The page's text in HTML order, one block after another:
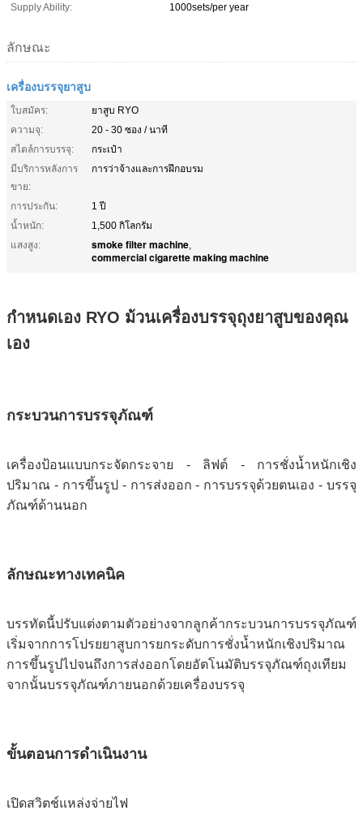
Supply Ability:
1000sets/per year
ลักษณะ
เครื่องบรรจุยาสูบ
ใบสมัคร:
ยาสูบ RYO
ความจุ:
20 - 30 ซอง / นาที
สไตล์การบรรจุ:
กระเป๋า
มีบริการหลังการ
ขาย:
การว่าจ้างและการฝึกอบรม
การประกัน:
1 ปี
น้ำหนัก:
1,500 กิโลกรัม
แสงสูง:
smoke filter machine,
commercial cigarette making machine
กำหนดเอง RYO ม้วนเครื่องบรรจุถุงยาสูบของคุณ
เอง
กระบวนการบรรจุภัณฑ์
เครื่องป้อนแบบกระจัดกระจาย - ลิฟต์ - การชั่งน้ำหนักเชิง
ปริมาณ - การขึ้นรูป - การส่งออก - การบรรจุด้วยตนเอง - บรรจุ
ภัณฑ์ด้านนอก
ลักษณะทางเทคนิค
บรรทัดนี้ปรับแต่งตามตัวอย่างจากลูกค้ากระบวนการบรรจุภัณฑ์
เริ่มจากการโปรยยาสูบการยกระดับการชั่งน้ำหนักเชิงปริมาณ
การขึ้นรูปไปจนถึงการส่งออกโดยอัตโนมัติบรรจุภัณฑ์ถุงเทียม
จากนั้นบรรจุภัณฑ์ภายนอกด้วยเครื่องบรรจุ
ขั้นตอนการดำเนินงาน
เปิดสวิตช์แหล่งจ่ายไฟ